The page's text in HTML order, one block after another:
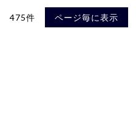
475件 ページ毎に表示